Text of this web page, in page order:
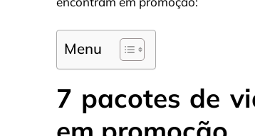
Menu
7 pacotes de